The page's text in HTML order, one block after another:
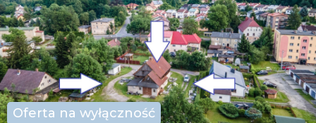
Oferta na wyłączność